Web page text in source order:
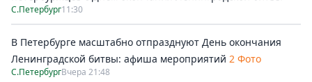
С.Петербург11:30
В Петербурге масштабно отпразднуют День окончания
Ленинградской битвы: афиша мероприятий 2 Фото
С.ПетербургВчера 21:48